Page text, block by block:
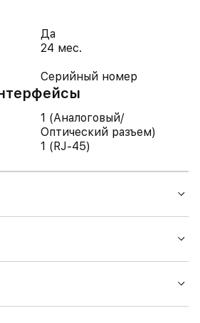
Да
24 мес.
Серийный номер
1 (Аналоговый/
Оптический разъем)
1 (RJ-45)